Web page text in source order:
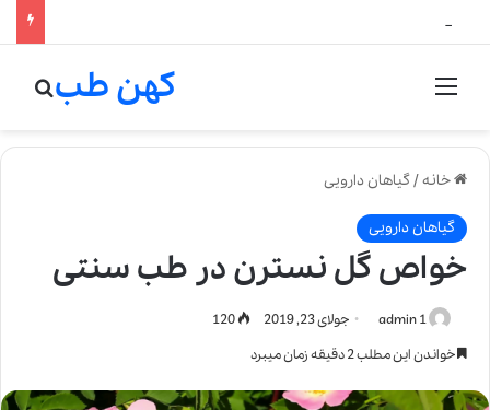
منو کهن طب
خانه/ گیاهان دارویی
گیاهان دارویی
خواص گل نسترن در طب سنتی
admin 1 جولای 23, 2019
خواندن این مطلب 2 دقیقه زمان میبرد